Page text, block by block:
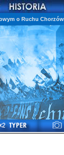
o Ruchu